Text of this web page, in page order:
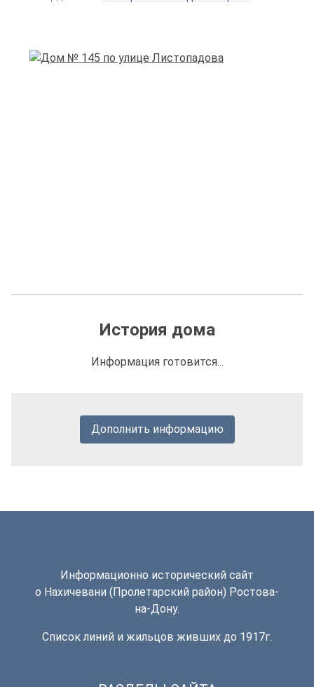
История дома
Информация готовится...
Дополнить информацию
Информационно исторический сайт
о Нахичевани (Пролетарский район) Ростова-
на-Дону.
Список линий и жильцов живших до 1917г.